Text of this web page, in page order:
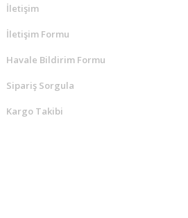
İletişim
İletişim Formu
Havale Bildirim Formu
Sipariş Sorgula
Kargo Takibi